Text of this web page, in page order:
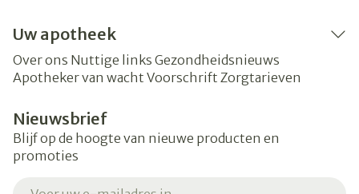
Uw apotheek
Over ons Nuttige links Gezondheidsnieuws
Apotheker van wacht Voorschrift Zorgtarieven
Nieuwsbrief
Blijf op de hoogte van nieuwe producten en
promoties